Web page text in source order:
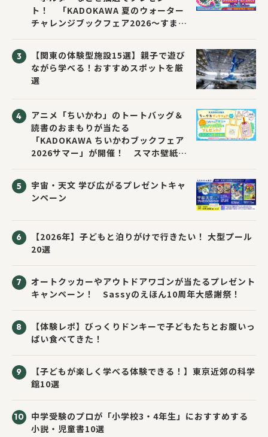
ト！ 「KADOKAWA 夏のウォーター
チャレンジブックフェア2026～すまな
【関東の体験型施設15選】親子で遊び
ながら学べる！おすすめスポットを厳
選
アニメ「ちいかわ」のトートバッグ＆
読書のおまもりが当たる
「KADOKAWA ちいかわブックフェア
2026サマー」が開催！ スマホ壁紙は
宇宙・天文 学び広がるプレゼントキャ
ンペーン
【2026年】子どもと泊りがけで行きたい！ 大型プール
20選
オートクッカーやアウトドアワゴンが当たるプレゼント
キャンペーン！ Sassyのえほん10周年大感謝祭！
【体験レポ】びっくりドンキーで子どもたちとお腹いっ
ぱい食べてきた！
【子どもが楽しく学べる体験できる！】東京近郊の科学
館10選
中学受験のプロが「小学校3・4年生」におすすめする
小説・児童書10選